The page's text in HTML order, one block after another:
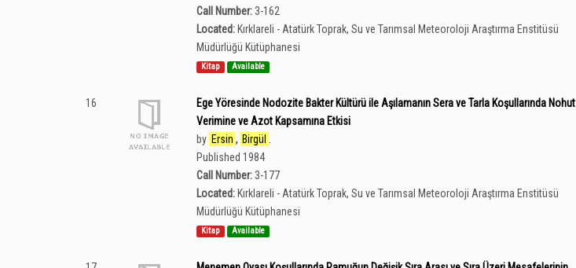
Call Number: 3-162
Located: Kırklareli - Atatürk Toprak, Su ve Tarımsal Meteoroloji Araştırma Enstitüsü
Müdürlüğü Kütüphanesi
Kitap Available
16
Ege Yöresinde Nodozite Bakter Kültürü ile Aşılamanın Sera ve Tarla Koşullarında Nohut
Verimine ve Azot Kapsamına Etkisi
by Ersin , Birgül
Published 1984
Call Number: 3-177
Located: Kırklareli - Atatürk Toprak, Su ve Tarımsal Meteoroloji Araştırma Enstitüsü
Müdürlüğü Kütüphanesi
Kitap Available